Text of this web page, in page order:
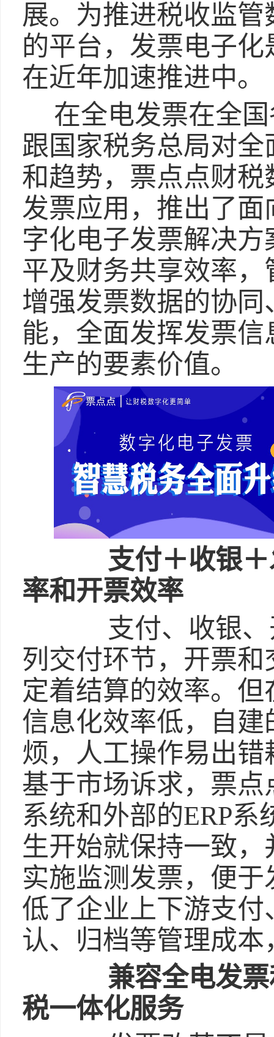
展。为推进税收监
的平台，发票电子
在近年加速推进中。
在全电发票在全
跟国家税务总局对
和趋势，票点点财
发票应用，推出了
字化电子发票解决
平及财务共享效率
增强发票数据的协
能，全面发挥发票
生产的要素价值。
支付＋收银＋
率和开票效率
支付、收银、
列交付环节，开票
定着结算的效率。
信息化效率低，自
烦，人工操作易出
基于市场诉求，票
系统和外部的ERP
生开始就保持一致
实施监测发票，便
低了企业上下游支
认、归档等管理成
兼容全电发票
税一体化服务